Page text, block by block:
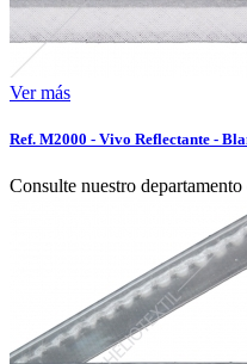
Ver más
Ref. M2000 - Vivo Reflectante -
Consulte nuestro